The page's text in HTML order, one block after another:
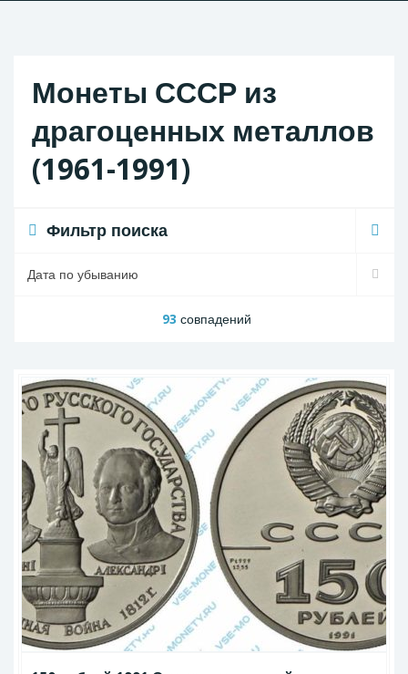
Монеты СССР из
драгоценных металлов
(1961-1991)
Фильтр поиска
93 совпадений